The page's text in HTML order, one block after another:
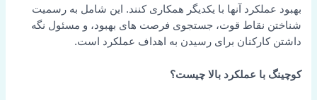
بهبود عملکرد آنها با یکدیگر همکاری کنند. این شامل به رسمیت
شناختن نقاط قوت، جستجوی فرصت های بهبود، و مسئول نگه
داشتن کارکنان برای رسیدن به اهداف عملکرد است.
کوچینگ با عملکرد بالا چیست؟